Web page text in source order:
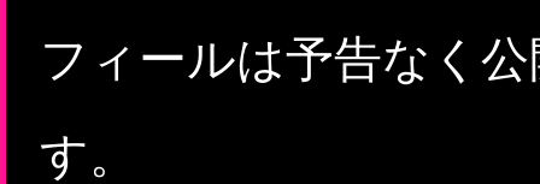
フィールは予告なく
す。